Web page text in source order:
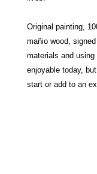
Original painting,
mañio wood,
materials and
enjoyable today,
start or add to an